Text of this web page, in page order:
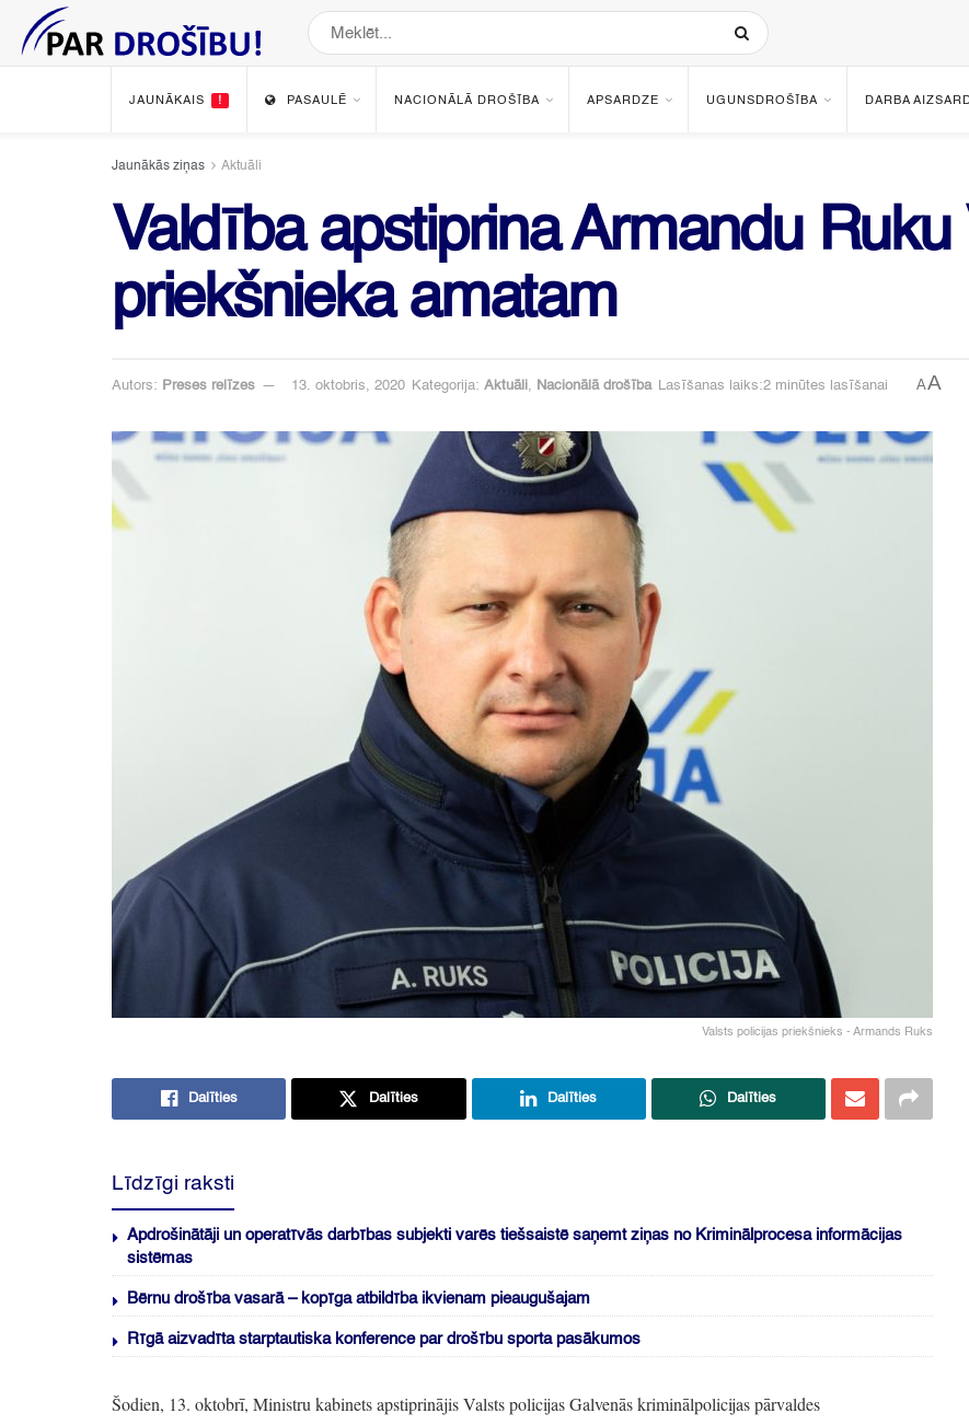
JAUNĀKAIS ! PASAULĒ NACIONĀLĀ DROŠĪBA APSARDZE UGUNSDROŠĪBA DARBA
Jaunākās ziņas Aktuāli
Valdība apstiprina Armandu Ruku
priekšnieka amatam
Autors: Preses relīzes 13. oktobris, 2020 Kategorija: Aktuāli, Nacionālā drošība Lasīšanas laiks:2 minūtes lasīšanai AA
Valsts policijas priekšnieks - Armands Ruks
Dalīties Dalīties Dalīties Dalīties
Līdzīgi raksti
Apdrošinātāji un operatīvās darbības subjekti varēs tiešsaistē saņemt ziņas no Kriminālprocesa informācijas
sistēmas
Bērnu drošība vasarā – kopīga atbildība ikvienam pieaugušajam
Rīgā aizvadīta starptautiska konference par drošību sporta pasākumos
Šodien, 13. oktobrī, Ministru kabinets apstiprinājis Valsts policijas Galvenās kriminālpolicijas pārvaldes